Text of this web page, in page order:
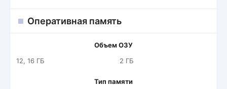
Оперативная память
Объем ОЗУ
12, 16 ГБ
2 ГБ
Тип памяти